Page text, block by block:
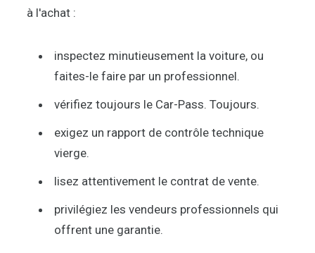
à l'achat :
inspectez minutieusement la voiture, ou
faites-le faire par un professionnel.
vérifiez toujours le Car-Pass. Toujours.
exigez un rapport de contrôle technique
vierge.
lisez attentivement le contrat de vente.
privilégiez les vendeurs professionnels qui
offrent une garantie.